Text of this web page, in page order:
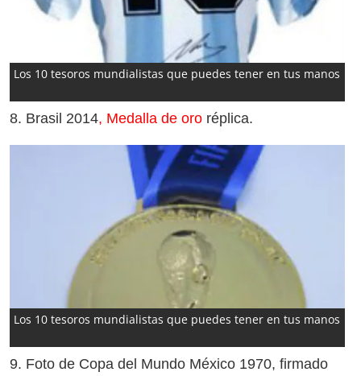
Los 10 tesoros mundialistas que puedes tener en tus manos
8. Brasil 2014, Medalla de oro réplica.
Los 10 tesoros mundialistas que puedes tener en tus manos
9. Foto de Copa del Mundo México 1970, firmado